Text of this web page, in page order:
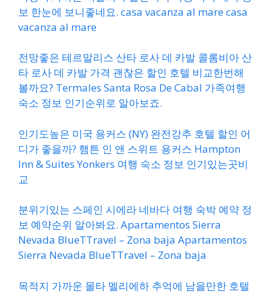
보 한눈에 보니좋네요. casa vacanza al mare casa
vacanza al mare
전망좋은 테르말리스 산타 로사 데 카발 콜롬비아 산
타 로사 데 카발 가격 괜찮은 할인 호텔 비교한번해
볼까요? Termales Santa Rosa De Cabal 가족여행
숙소 정보 인기순위로 알아보죠.
인기도높은 미국 용커스 (NY) 완전강추 호텔 할인 어
디가 좋을까? 햄튼 인 앤 스위트 용커스 Hampton
Inn & Suites Yonkers 여행 숙소 정보 인기있는곳비
교
분위기있는 스페인 시에라 네바다 여행 숙박 예약 정
보 예약순위 알아봐요. Apartamentos Sierra
Nevada BlueTTravel – Zona baja Apartamentos
Sierra Nevada BlueTTravel – Zona baja
목적지 가까운 몰타 멜리에하 추억에 남을만한 호텔